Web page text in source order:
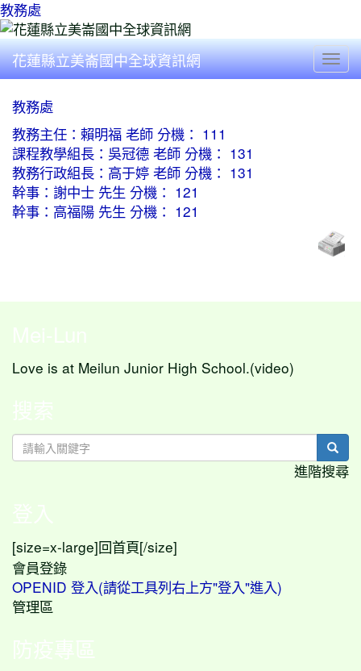
教務處
花蓮縣立美崙國中全球資訊網
教務處
教務主任：賴明福 老師 分機： 111
課程教學組長：吳冠德 老師 分機： 131
教務行政組長：高于婷 老師 分機： 131
幹事：謝中士 先生 分機： 121
幹事：高福陽 先生 分機： 121
Mei-Lun
Love is at Meilun Junior High School.(video)
搜索
進階搜尋
登入
[size=x-large] 回首頁[/size]
會員登錄
OPENID 登入(請從工具列右上方"登入"進入)
管理區
防疫專區